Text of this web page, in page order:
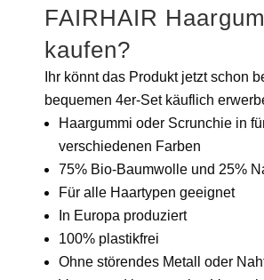
FAIRHAIR
kaufen?
Ihr könnt das Produkt jetzt schon
bequemen 4er-Set käuflich
Haargummi oder Scrunchie in
verschiedenen Farben
75% Bio-Baumwolle und 25%
Für alle Haartypen geeignet
In Europa produziert
100% plastikfrei
Ohne störendes Metall oder